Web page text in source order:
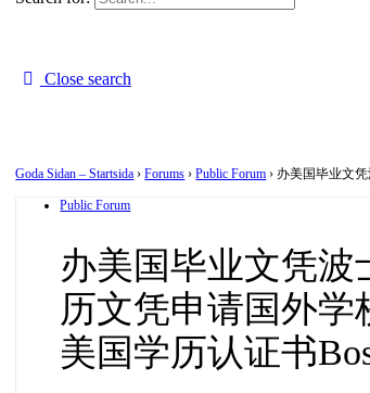
Close search
Goda Sidan – Startsida › Forums › Public Forum › 办美国毕业文
Public Forum
办美国毕业文凭波
历文凭申请国外
美国学历认证书